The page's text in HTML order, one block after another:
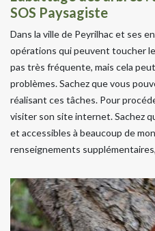
SOS Paysagiste
Dans la ville de Peyrilhac et ses
opérations qui peuvent toucher
pas très fréquente, mais cela
problèmes. Sachez que vous
réalisant ces tâches. Pour
visiter son site internet. Sachez
et accessibles à beaucoup de
renseignements